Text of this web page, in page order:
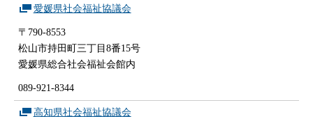
愛媛県社会福祉協議会
〒790-8553
松山市持田町三丁目8番15号
愛媛県総合社会福祉会館内
089-921-8344
高知県社会福祉協議会